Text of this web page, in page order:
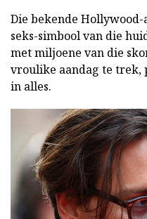
Die bekende
seks-simbool van die
met miljoene van die
vroulike aandag te trek,
in alles.